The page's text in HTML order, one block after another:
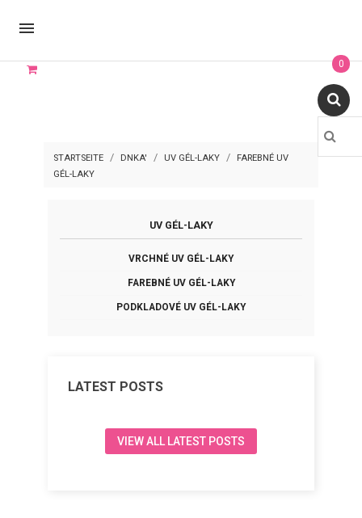

0
STARTSEITE DNKA' UV GÉL-LAKY
FAREBNÉ UV
GÉL-LAKY
UV GÉL-LAKY
VRCHNÉ UV GÉL-LAKY
FAREBNÉ UV GÉL-LAKY
PODKLADOVÉ UV GÉL-LAKY
LATEST POSTS
VIEW ALL LATEST POSTS